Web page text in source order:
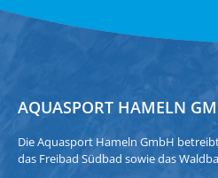
AQUASPORT HAMELN
Die Aquasport Hameln GmbH
das Freibad Südbad sowie das